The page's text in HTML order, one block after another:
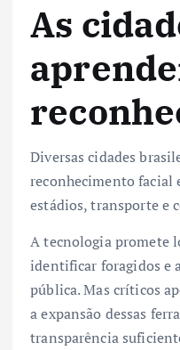
As
Diversas cidades
reconhecimento facial
estádios, transporte e
A tecnologia promete
identificar foragidos e
pública. Mas críticos
a expansão dessas
transparência